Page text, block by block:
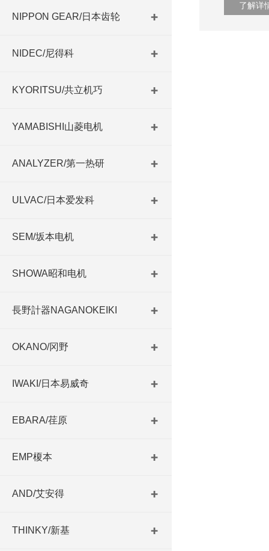
NIPPON GEAR/日本齿轮
NIDEC/尼得科
KYORITSU/共立机巧
YAMABISHI山菱电机
ANALYZER/第一热研
ULVAC/日本爱发科
SEM/坂本电机
SHOWA昭和电机
長野計器NAGANOKEIKI
OKANO/冈野
IWAKI/日本易威奇
EBARA/荏原
EMP榎本
AND/艾安得
THINKY/新基
了解详